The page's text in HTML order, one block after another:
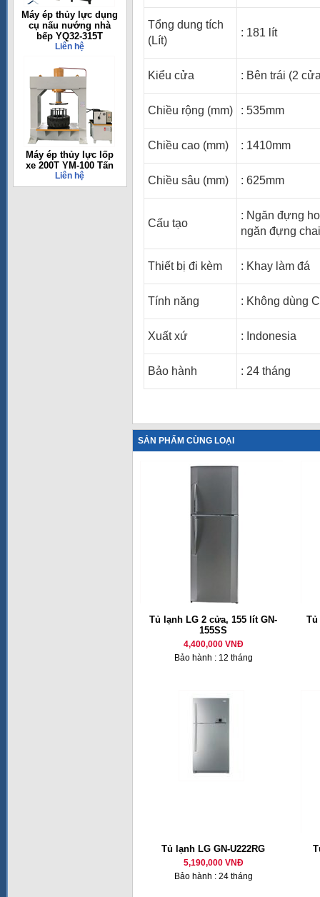
Máy ép thủy lực dụng
cụ nấu nướng nhà
bếp YQ32-315T
Liên hệ
Máy ép thủy lực lốp
xe 200T YM-100 Tấn
Liên hệ
Tổng dung tích
(Lít)
: 181 lít
Kiểu cửa : Bên trái (2
Chiều rộng (mm) : 535mm
Chiều cao (mm) : 1410mm
Chiều sâu (mm) : 625mm
Cấu tạo
: Ngăn đựng
ngăn đựng
Thiết bị đi kèm : Khay làm đá
Tính năng : Không dùng
Xuất xứ : Indonesia
Bảo hành : 24 tháng
SẢN PHẨM CÙNG LOẠI
Tủ lạnh LG 2 cửa, 155 lít GN-
155SS
4,400,000 VNĐ
Bảo hành : 12 tháng
Tủ
Tủ lạnh LG GN-U222RG
5,190,000 VNĐ
Bảo hành : 24 tháng